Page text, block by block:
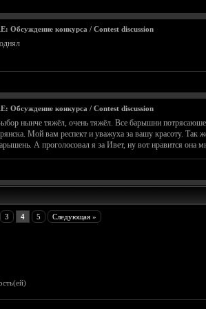
Обсуждение конкурса / Contest discussion
Обсуждение конкурса / Contest discussion
нынче тяжёл, очень тяжёл. Все барышни
Мой вам респект и уважуха за вашу красоту.
А проголосовал я за Ивет, ну вот нравится она
3 4 5 Следующая »